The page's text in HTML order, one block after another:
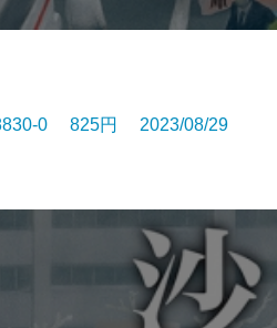
0 825円 2023/08/29